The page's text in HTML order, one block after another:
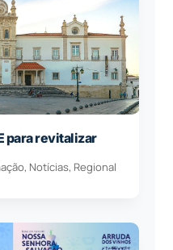
para revitalizar
, Notícias, Regional